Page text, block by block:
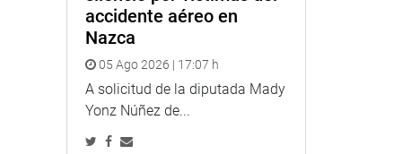
accidente aéreo en
Nazca
05 Ago 2026 | 17:07 h
A solicitud de la diputada Mady
Yonz Núñez de...